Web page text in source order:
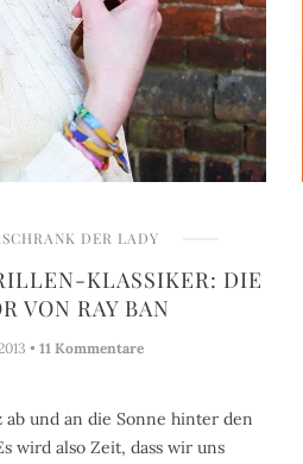
DER LADY
KLASSIKER: DIE
VON RAY BAN
• 11 Kommentare
und an die Sonne hinter den
wird also Zeit, dass wir uns